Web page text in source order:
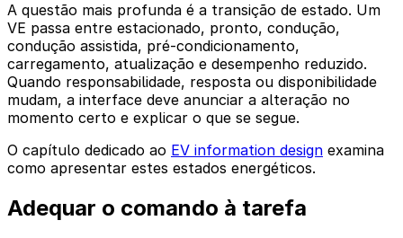
A questão mais profunda é a transição de estado. Um
VE passa entre estacionado, pronto, condução,
condução assistida, pré-condicionamento,
carregamento, atualização e desempenho reduzido.
Quando responsabilidade, resposta ou disponibilidade
mudam, a interface deve anunciar a alteração no
momento certo e explicar o que se segue.
O capítulo dedicado ao EV information design examina
como apresentar estes estados energéticos.
Adequar o comando à tarefa